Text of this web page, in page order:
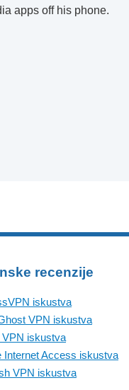
apps off his phone.
recenzije
iskustva
VPN iskustva
VPN iskustva
Internet Access iskustva
VPN iskustva